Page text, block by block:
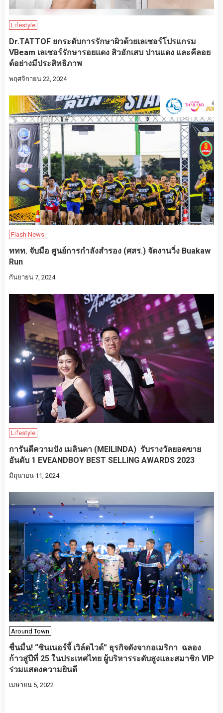
Lifestyle
Dr.TATTOF ยกระดับการรักษาผิวด้วยเลเซอร์โปรแกรม
VBeam เลเซอร์รักษารอยแดง สิวอักเสบ ปานแดง และคีลอย
ด์อย่างมีประสิทธิภาพ
พฤศจิกายน 22, 2024
Flash News
ททท. จับมือ ศูนย์การกำลังสำรอง (ศสร.) จัดงานวิ่ง Buakaw
Run
กันยายน 7, 2024
Lifestyle
การันตีความปัง เมลินดา (MEILINDA) รับรางวัลยอดขาย
อันดับ 1 EVEANDBOY BEST SELLING AWARDS 2023
มิถุนายน 11, 2024
Around Town
ชื่นมื่น! “ซินเนอร์จี้ เวิล์ดไวด์” ธุรกิจดังจากอเมริกา ฉลอง
ก้าวสู่ปีที่ 25 ในประเทศไทย ผู้บริหารระดับสูงและสมาชิก VIP
ร่วมแสดงความยินดี
เมษายน 5, 2022